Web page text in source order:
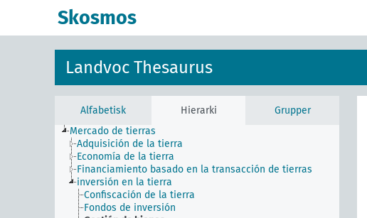
Skosmos
Landvoc Thesaurus
Alfabetisk Hierarki
Grupper
Mercado de tierras
Adquisición de la tierra
Economía de la tierra
Financiamiento basado en la transacción de tierras
inversión en la tierra
Confiscación de la tierra
Fondos de inversión